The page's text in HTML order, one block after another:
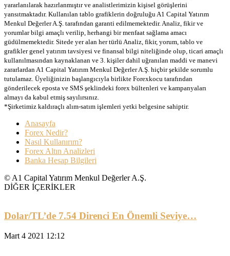
yararlanılarak hazırlanmıştır ve analistlerimizin kişisel görüşlerini
yansıtmaktadır. Kullanılan tablo grafiklerin doğruluğu A1 Capital Yatırım
Menkul Değerler A.Ş. tarafından garanti edilmemektedir. Analiz, fikir ve
yorumlar bilgi amaçlı verilip, herhangi bir menfaat sağlama amacı
güdülmemektedir. Sitede yer alan her türlü Analiz, fikir, yorum, tablo ve
grafikler genel yatırım tavsiyesi ve finansal bilgi niteliğinde olup, ticari amaçlı
kullanılmasından kaynaklanan ve 3. kişiler dahil uğranılan maddi ve manevi
zararlardan A1 Capital Yatırım Menkul Değerler A.Ş. hiçbir şekilde sorumlu
tutulamaz. Üyeliğinizin başlangıcıyla birlikte Forexkocu tarafından
gönderilecek eposta ve SMS şeklindeki forex bültenleri ve kampanyaları
almayı da kabul etmiş sayılırsınız.
*Şirketimiz kaldıraçlı alım-satım işlemleri yetki belgesine sahiptir.
Anasayfa
Forex Nedir?
Nasıl Kullanırım?
Forex Altın Analizleri
Banka Hesap Bilgileri
© A1 Capital Yatırım Menkul Değerler A.Ş.
DİĞER İÇERİKLER
Dolar/TL’de 7.54 Direnci En Önemli Seviye…
Mart 4 2021 12:12